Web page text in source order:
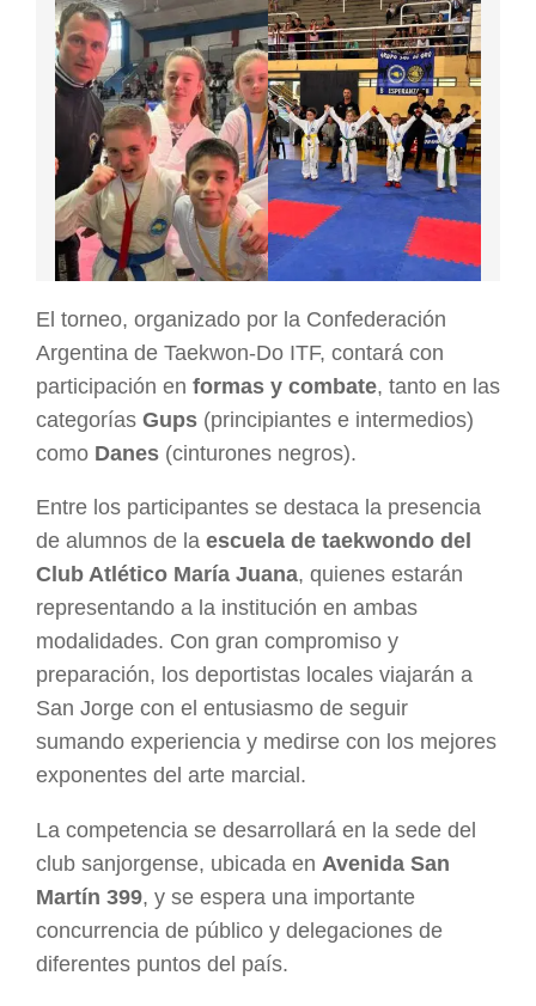
El torneo, organizado por la Confederación
Argentina de Taekwon-Do ITF, contará con
participación en formas y combate, tanto en las
categorías Gups (principiantes e intermedios)
como Danes (cinturones negros).
Entre los participantes se destaca la presencia
de alumnos de la escuela de taekwondo del
Club Atlético María Juana, quienes estarán
representando a la institución en ambas
modalidades. Con gran compromiso y
preparación, los deportistas locales viajarán a
San Jorge con el entusiasmo de seguir
sumando experiencia y medirse con los mejores
exponentes del arte marcial.
La competencia se desarrollará en la sede del
club sanjorgense, ubicada en Avenida San
Martín 399, y se espera una importante
concurrencia de público y delegaciones de
diferentes puntos del país.